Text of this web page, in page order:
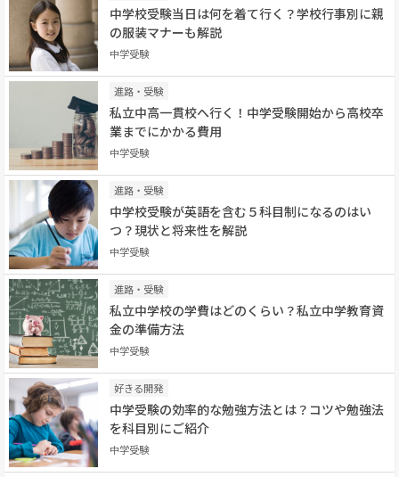
中学校受験当日は何を着て行く？学校行事別に親
の服装マナーも解説
中学受験
進路・受験
私立中高一貫校へ行く！中学受験開始から高校卒
業までにかかる費用
中学受験
進路・受験
中学校受験が英語を含む５科目制になるのはい
つ？現状と将来性を解説
中学受験
進路・受験
私立中学校の学費はどのくらい？私立中学教育資
金の準備方法
中学受験
好きる開発
中学受験の効率的な勉強方法とは？コツや勉強法
を科目別にご紹介
中学受験